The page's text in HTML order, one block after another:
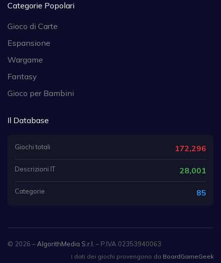
Categorie Popolari
Gioco di Carte
Espansione
Wargame
Fantasy
Gioco per Bambini
Il Database
Giochi totali 172,296
Descrizioni IT 28,001
Categorie 85
© 2026 – AlgorithMedia S.r.l. – P.IVA 02353940063
I dati dei giochi provengono da BoardGameGeek